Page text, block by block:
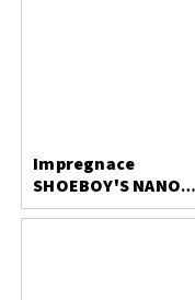
Impregnace
SHOEBOY'S NANO
PROTECT 400 ml